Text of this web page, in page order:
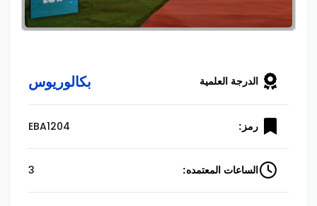
الدرجة العلمية بكالوريوس
رمز: EBA1204
الساعات المعتمده: 3